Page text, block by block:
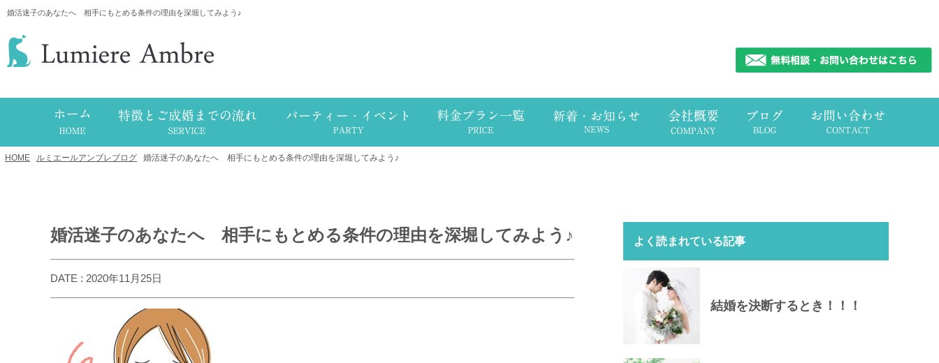
婚活迷子のあなたへ 相手にもとめる条件の理由を深堀してみよう♪
HOME ルミエールアンブレブログ 婚活迷子のあなたへ 相手にもとめる条件の理由を深堀してみよう♪
婚活迷子のあなたへ 相手にもとめる条件の理由を深堀してみよう♪
DATE : 2020年11月25日
よく読まれている記事
結婚を決断するとき！！！